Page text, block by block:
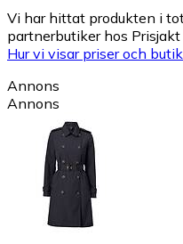
Vi har hittat produkten i
partnerbutiker hos
Hur vi visar priser och
Annons
Annons